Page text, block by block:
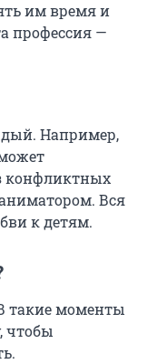
им время и
профессия —
Например,
конфликтных
Вся
к детям.
такие моменты
чтобы